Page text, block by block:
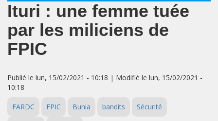
Ituri : une femme tuée
par les miliciens de
FPIC
Publié le lun, 15/02/2021 - 10:18 | Modifié le lun, 15/02/2021 -
10:18
FARDC FPIC Bunia bandits Sécurité